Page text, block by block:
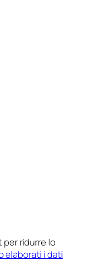
ridurre lo
elaborati i dati